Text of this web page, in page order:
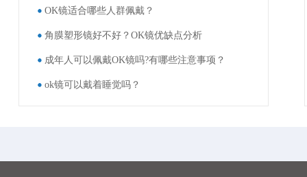
OK镜适合哪些人群佩戴？
角膜塑形镜好不好？OK镜优缺点分析
成年人可以佩戴OK镜吗?有哪些注意事项？
ok镜可以戴着睡觉吗？